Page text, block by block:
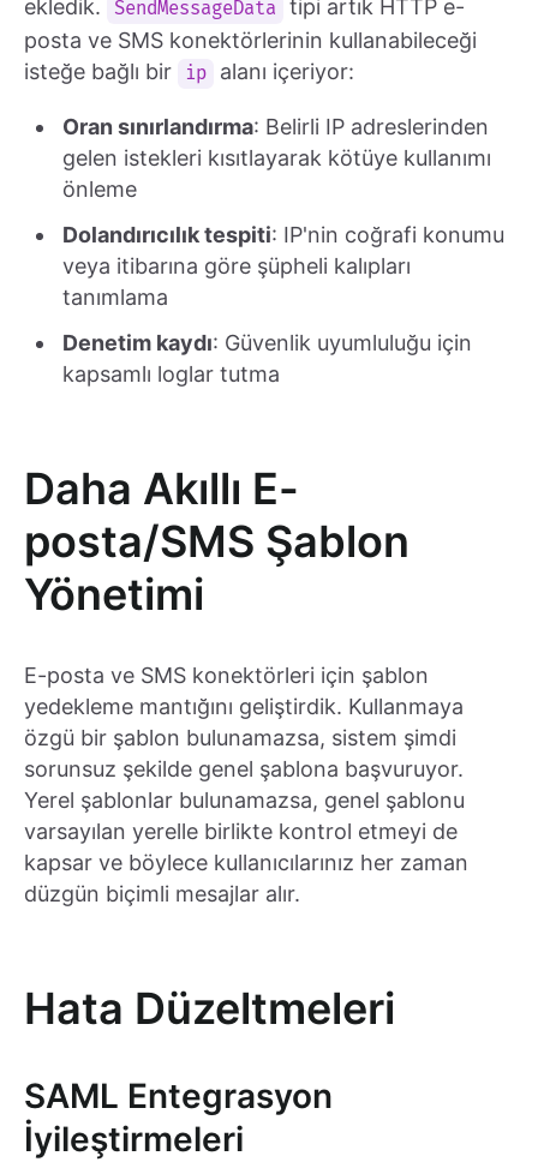
ekledik. SendMessageData
tipi artık HTTP e-
posta ve SMS konektörlerinin kullanabileceği
isteğe bağlı bir
ip alanı içeriyor:
Oran sınırlandırma: Belirli IP adreslerinden
gelen istekleri kısıtlayarak kötüye kullanımı
önleme
Dolandırıcılık tespiti: IP'nin coğrafi konumu
veya itibarına göre şüpheli kalıpları
tanımlama
Denetim kaydı: Güvenlik uyumluluğu için
kapsamlı loglar tutma
Daha Akıllı E-
posta/SMS Şablon
Yönetimi
E-posta ve SMS konektörleri için şablon
yedekleme mantığını geliştirdik. Kullanmaya
özgü bir şablon bulunamazsa, sistem şimdi
sorunsuz şekilde genel şablona başvuruyor.
Yerel şablonlar bulunamazsa, genel şablonu
varsayılan yerelle birlikte kontrol etmeyi de
kapsar ve böylece kullanıcılarınız her zaman
düzgün biçimli mesajlar alır.
Hata Düzeltmeleri
SAML Entegrasyon
İyileştirmeleri